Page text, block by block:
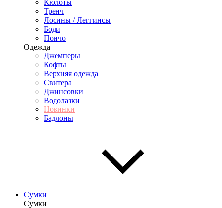
Кюлоты
Тренч
Лосины / Леггинсы
Боди
Пончо
Одежда
Джемперы
Кофты
Верхняя одежда
Свитера
Джинсовки
Водолазки
Новинки
Бадлоны
Сумки
Сумки